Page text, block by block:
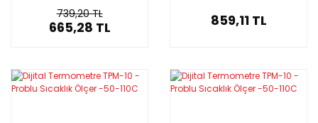
739,20 TL
665,28 TL 859,11 TL